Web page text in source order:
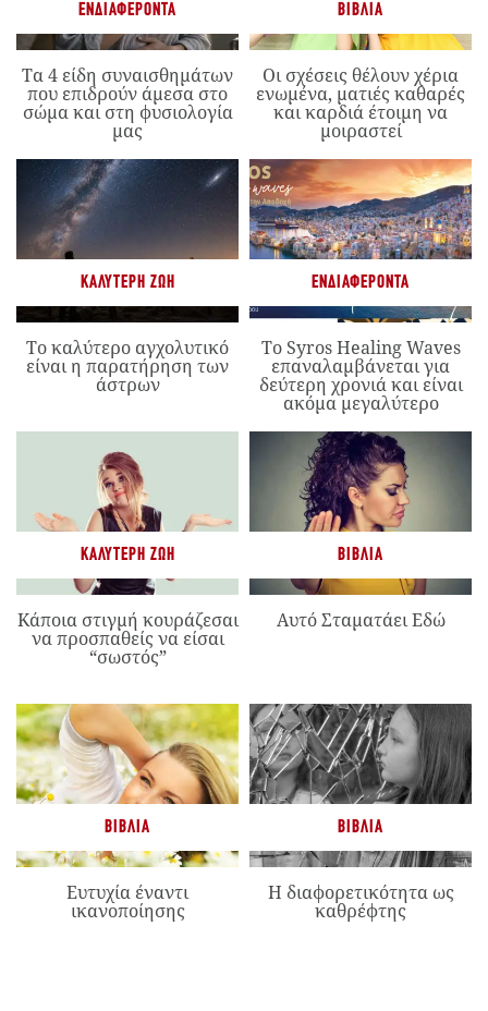
ΕΝΔΙΑΦΈΡΟΝΤΑ
Τα 4 είδη συναισθημάτων
που επιδρούν άμεσα στο
σώμα και στη φυσιολογία
μας
ΒΙΒΛΊΑ
Οι σχέσεις θέλουν χέρια
ενωμένα, ματιές καθαρές
και καρδιά έτοιμη να
μοιραστεί
ΚΑΛΎΤΕΡΗ ΖΩΉ
Το καλύτερο αγχολυτικό
είναι η παρατήρηση των
άστρων
ΕΝΔΙΑΦΈΡΟΝΤΑ
Το Syros Healing Waves
επαναλαμβάνεται για
δεύτερη χρονιά και είναι
ακόμα μεγαλύτερο
ΚΑΛΎΤΕΡΗ ΖΩΉ
Κάποια στιγμή κουράζεσαι
να προσπαθείς να είσαι
“σωστός”
ΒΙΒΛΊΑ
Αυτό Σταματάει Εδώ
ΒΙΒΛΊΑ
Ευτυχία έναντι
ικανοποίησης
ΒΙΒΛΊΑ
Η διαφορετικότητα ως
καθρέφτης